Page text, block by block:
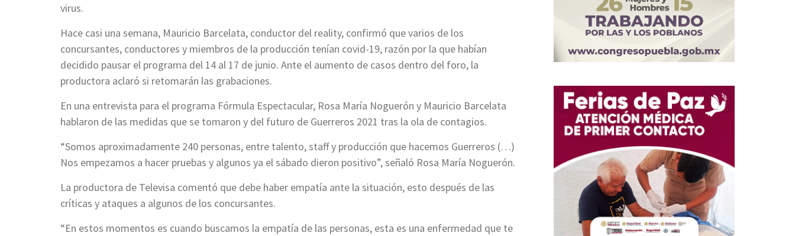
virus.
Hace casi una semana, Mauricio Barcelata, conductor del reality, confirmó que varios de los
concursantes, conductores y miembros de la producción tenían covid-19, razón por la que habían
decidido pausar el programa del 14 al 17 de junio. Ante el aumento de casos dentro del foro, la
productora aclaró si retomarán las grabaciones.
En una entrevista para el programa Fórmula Espectacular, Rosa María Noguerón y Mauricio Barcelata
hablaron de las medidas que se tomaron y del futuro de Guerreros 2021 tras la ola de contagios.
“Somos aproximadamente 240 personas, entre talento, staff y producción que hacemos Guerreros (…)
Nos empezamos a hacer pruebas y algunos ya el sábado dieron positivo”, señaló Rosa María Noguerón.
La productora de Televisa comentó que debe haber empatía ante la situación, esto después de las
críticas y ataques a algunos de los concursantes.
“En estos momentos es cuando buscamos la empatía de las personas, esta es una enfermedad que te